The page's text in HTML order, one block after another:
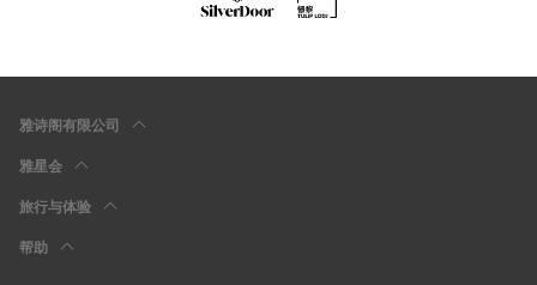
雅诗阁有限公司
雅星会
旅行与体验
帮助